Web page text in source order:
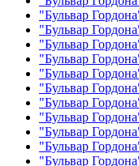
"Бульвар
"Бульвар
"Бульвар
"Бульвар
"Бульвар
"Бульвар
"Бульвар
"Бульвар
"Бульвар
"Бульвар
"Бульвар